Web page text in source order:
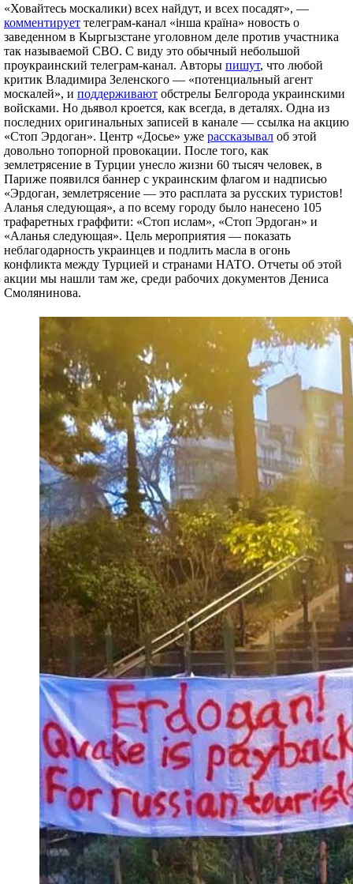
«Ховайтесь москалики) всех найдут, и всех посадят», —
комментирует телеграм-канал «інша країна» новость о
заведенном в Кыргызстане уголовном деле против участника
так называемой СВО. С виду это обычный небольшой
проукраинский телеграм-канал. Авторы пишут, что любой
критик Владимира Зеленского — «потенциальный агент
москалей», и поддерживают обстрелы Белгорода украинскими
войсками. Но дьявол кроется, как всегда, в деталях. Одна из
последних оригинальных записей в канале — ссылка на акцию
«Стоп Эрдоган». Центр «Досье» уже рассказывал об этой
довольно топорной провокации. После того, как
землетрясение в Турции унесло жизни 60 тысяч человек, в
Париже появился баннер с украинским флагом и надписью
«Эрдоган, землетрясение — это расплата за русских туристов!
Аланья следующая», а по всему городу было нанесено 105
трафаретных граффити: «Стоп ислам», «Стоп Эрдоган» и
«Аланья следующая». Цель мероприятия — показать
неблагодарность украинцев и подлить масла в огонь
конфликта между Турцией и странами НАТО. Отчеты об этой
акции мы нашли там же, среди рабочих документов Дениса
Смолянинова.